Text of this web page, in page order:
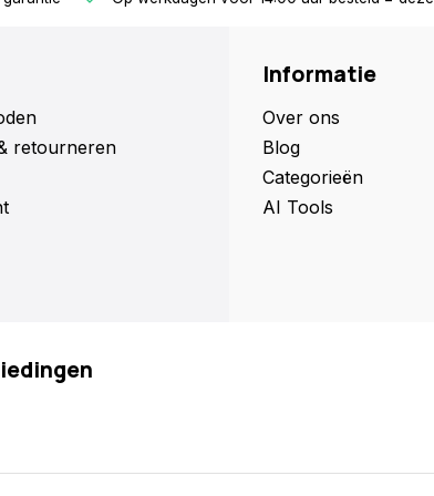
retourneren
Informatie
Over ons
Blog
Categorieën
AI Tools